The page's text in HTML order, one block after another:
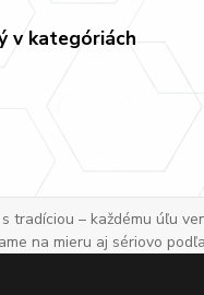
v kategóriách
tradíciou – každému úľu
na mieru aj sériovo